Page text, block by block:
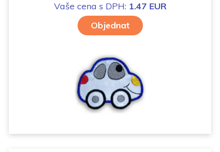
Vaše cena s DPH: 1.47 EUR
Objednat